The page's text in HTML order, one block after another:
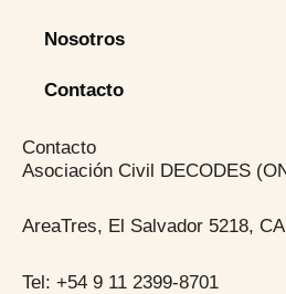
Nosotros
Contacto
Contacto
Asociación Civil DECODES
AreaTres, El Salvador 5218,
Tel: +54 9 11 2399-8701